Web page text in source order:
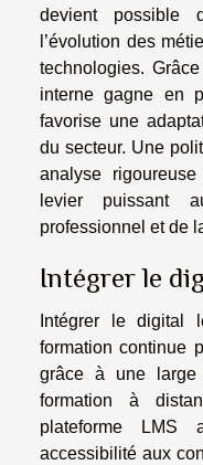
devient possible
l’évolution des
technologies.
interne gagne en
favorise une
du secteur. Une
analyse
levier puissant
professionnel et de
Intégrer le
Intégrer le digital
formation continue
grâce à une large
formation à
plateforme LMS
accessibilité aux